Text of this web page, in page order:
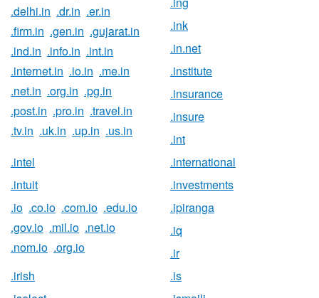
.delhi.in .dr.in .er.in
.firm.in .gen.in .gujarat.in
.ind.in .info.in .int.in
.internet.in .io.in .me.in
.net.in .org.in .pg.in
.post.in .pro.in .travel.in
.tv.in .uk.in .up.in .us.in
.ink
.in.net
.institute
.insurance
.insure
.int
.intel
.international
.intuit
.investments
.io .co.io .com.io .edu.io
.gov.io .mil.io .net.io
.nom.io .org.io
.ipiranga
.iq
.ir
.irish
.is